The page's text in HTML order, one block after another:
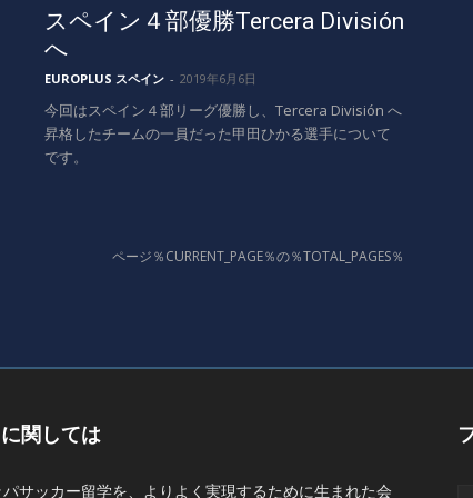
スペイン４部優勝Tercera División
へ
EUROPLUS スペイン - 2019年6月6日
今回はスペイン４部リーグ優勝し、Tercera División へ
昇格したチームの一員だった甲田ひかる選手について
です。
ページ％CURRENT_PAGE％の％TOTAL_PAGES％
関しては
パサッカー留学を、よりよく実現するために生まれた会